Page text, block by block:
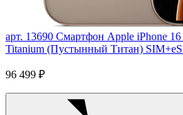
арт. 13690 Смартфон Apple iPhone
Titanium (Пустынный Титан)
96 499 ₽